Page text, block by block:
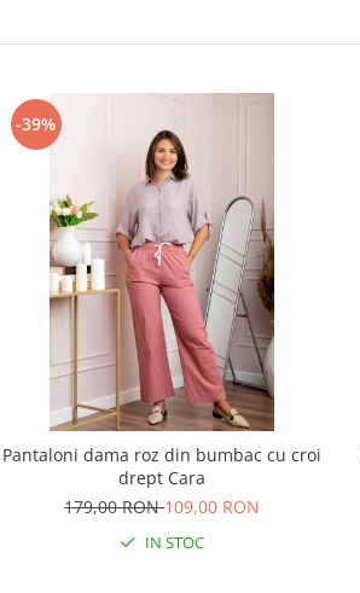
-39%
Pantaloni dama roz din bumbac cu croi
drept Cara
179,00 RON109,00 RON
IN STOC